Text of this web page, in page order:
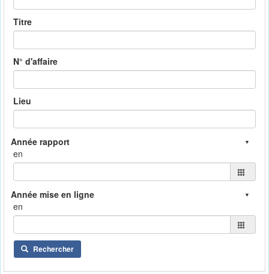
Titre
N° d'affaire
Lieu
en
en
Rechercher